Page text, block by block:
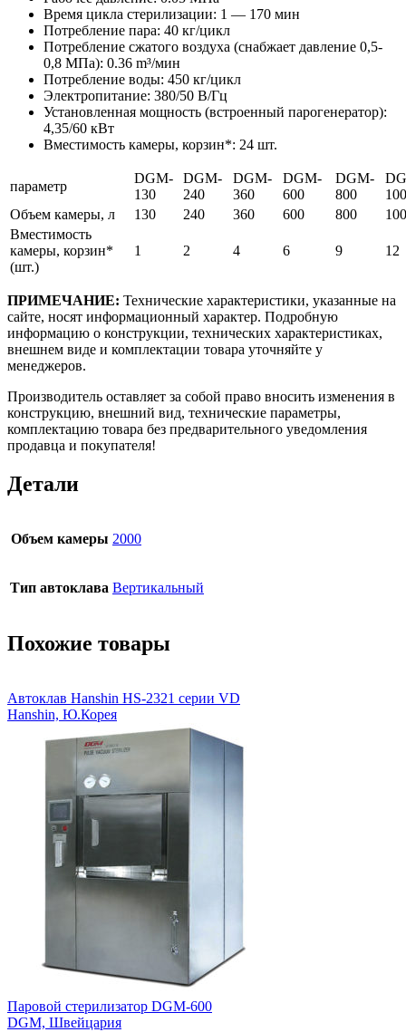
Время цикла стерилизации: 1 — 170 мин
Потребление пара: 40 кг/цикл
Потребление сжатого воздуха (снабжает давление 0,5-
0,8 MПa): 0.36 m³/мин
Потребление воды: 450 кг/цикл
Электропитание: 380/50 В/Гц
Установленная мощность (встроенный парогенератор):
4,35/60 кВт
Вместимость камеры, корзин*: 24 шт.
параметр
DGM-
130
DGM-
240
DGM-
360
DGM-
600
DGM-
800
Объем камеры, л
130 240 360 600 800
Вместимость
камеры, корзин*
(шт.)
1 2 4 6 9 12
ПРИМЕЧАНИЕ: Технические характеристики, указанные на
сайте, носят информационный характер. Подробную
информацию о конструкции, технических характеристиках,
внешнем виде и комплектации товара уточняйте у
менеджеров.
Производитель оставляет за собой право вносить изменения в
конструкцию, внешний вид, технические параметры,
комплектацию товара без предварительного уведомления
продавца и покупателя!
Детали
Объем камеры 2000
Тип автоклава Вертикальный
Похожие товары
Автоклав Hanshin HS-2321 серии VD
Hanshin, Ю.Корея
Паровой стерилизатор DGM-600
DGM, Швейцария